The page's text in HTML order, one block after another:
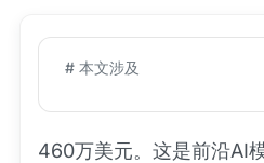
# 本文涉及
460万美元。这是前沿AI